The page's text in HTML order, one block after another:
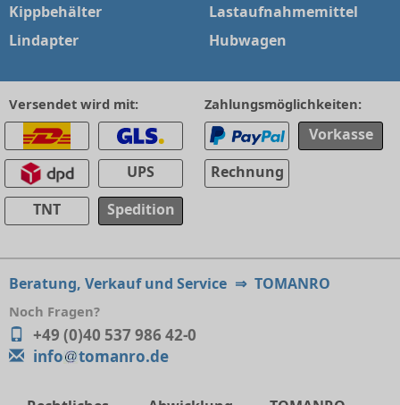
Kippbehälter
Lindapter
Lastaufnahmemittel
Hubwagen
Versendet wird mit:
UPS
TNT
Spedition
Zahlungsmöglichkeiten:
Vorkasse
Rechnung
Beratung, Verkauf und Service ⇒ TOMANRO
Noch Fragen?
+49 (0)40 537 986 42-0
info
tomanro.de